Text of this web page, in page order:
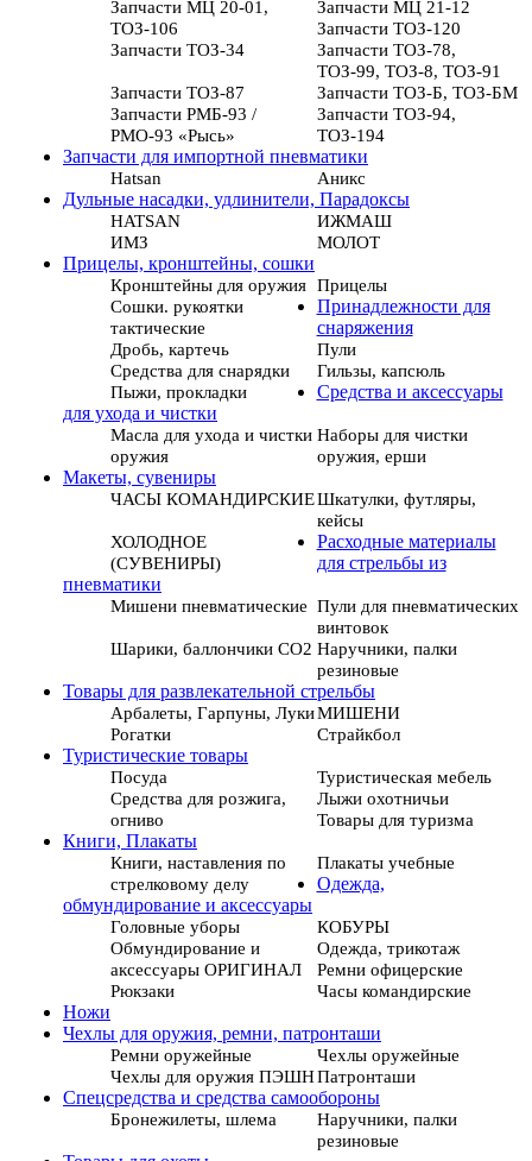
Запчасти МЦ 20-01,
ТОЗ-106
Запчасти МЦ 21-12
Запчасти ТОЗ-120
Запчасти ТОЗ-34
Запчасти ТОЗ-78,
ТОЗ-99, ТОЗ-8, ТОЗ-91
Запчасти ТОЗ-87
Запчасти ТОЗ-Б, ТОЗ-БМ
Запчасти РМБ-93 /
РМО-93 «Рысь»
Запчасти ТОЗ-94,
ТОЗ-194
Запчасти для импортной пневматики
Hatsan
Аникс
Дульные насадки, удлинители, Парадоксы
HATSAN
ИЖМАШ
ИМЗ
МОЛОТ
Прицелы, кронштейны, сошки
Кронштейны для оружия Прицелы
Сошки. рукоятки
тактические
Принадлежности для
снаряжения
Дробь, картечь
Пули
Средства для снарядки
Гильзы, капсюль
Пыжи, прокладки
Средства и аксессуары
для ухода и чистки
Масла для ухода и чистки
оружия
Наборы для чистки
оружия, ерши
Макеты, сувениры
ЧАСЫ КОМАНДИРСКИЕШкатулки, футляры,
кейсы
ХОЛОДНОЕ
(СУВЕНИРЫ)
Расходные материалы
для стрельбы из
пневматики
Мишени пневматические Пули для пневматических
винтовок
Шарики, баллончики СО2 Наручники, палки
резиновые
Товары для развлекательной стрельбы
Арбалеты, Гарпуны, ЛукиМИШЕНИ
Рогатки
Страйкбол
Туристические товары
Посуда
Туристическая мебель
Средства для розжига,
огниво
Лыжи охотничьи
Товары для туризма
Книги, Плакаты
Книги, наставления по
стрелковому делу
Плакаты учебные
Одежда,
обмундирование и аксессуары
Головные уборы
КОБУРЫ
Обмундирование и
аксессуары ОРИГИНАЛ
Одежда, трикотаж
Ремни офицерские
Рюкзаки
Часы командирские
Ножи
Чехлы для оружия, ремни, патронташи
Ремни оружейные
Чехлы оружейные
Чехлы для оружия ПЭШНПатронташи
Спецсредства и средства самообороны
Бронежилеты, шлема
Наручники, палки
резиновые